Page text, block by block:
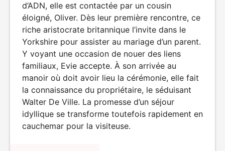
d’ADN, elle est contactée par un cousin
éloigné, Oliver. Dès leur première rencontre, ce
riche aristocrate britannique l’invite dans le
Yorkshire pour assister au mariage d’un parent.
Y voyant une occasion de nouer des liens
familiaux, Evie accepte. À son arrivée au
manoir où doit avoir lieu la cérémonie, elle fait
la connaissance du propriétaire, le séduisant
Walter De Ville. La promesse d’un séjour
idyllique se transforme toutefois rapidement en
cauchemar pour la visiteuse.